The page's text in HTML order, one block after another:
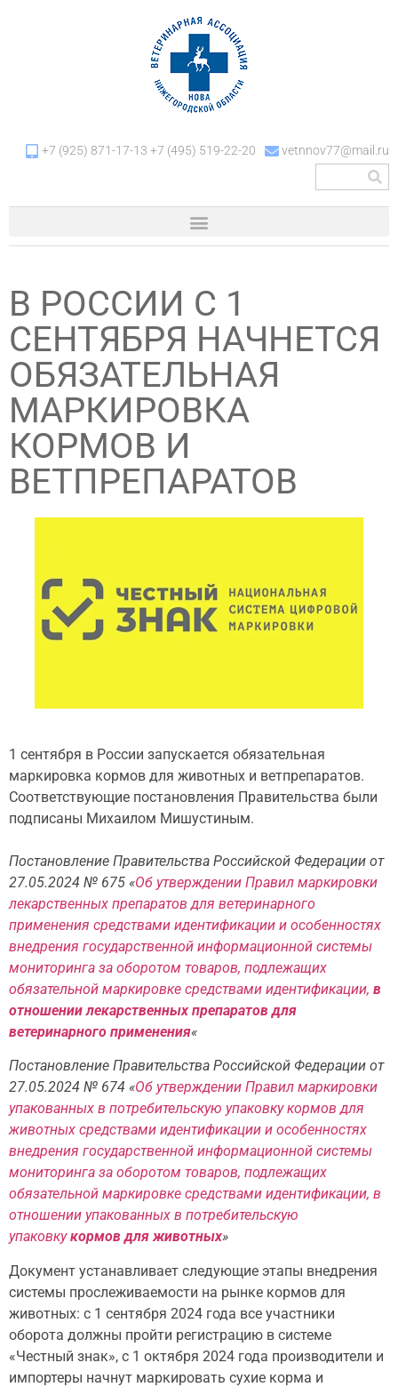
+7 (925) 871-17-13 +7 (495) 519-22-20 vetnnov77@mail.ru
В РОССИИ С 1
СЕНТЯБРЯ НАЧНЕТСЯ
ОБЯЗАТЕЛЬНАЯ
МАРКИРОВКА
КОРМОВ И
ВЕТПРЕПАРАТОВ
1 сентября в России запускается обязательная
маркировка кормов для животных и ветпрепаратов.
Соответствующие постановления Правительства были
подписаны Михаилом Мишустиным.
Постановление Правительства Российской Федерации от
27.05.2024 № 675 «Об утверждении Правил маркировки
лекарственных препаратов для ветеринарного
применения средствами идентификации и особенностях
внедрения государственной информационной системы
мониторинга за оборотом товаров, подлежащих
обязательной маркировке средствами идентификации, в
отношении лекарственных препаратов для
ветеринарного применения«
Постановление Правительства Российской Федерации от
27.05.2024 № 674 «Об утверждении Правил маркировки
упакованных в потребительскую упаковку кормов для
животных средствами идентификации и особенностях
внедрения государственной информационной системы
мониторинга за оборотом товаров, подлежащих
обязательной маркировке средствами идентификации, в
отношении упакованных в потребительскую
упаковкукормов для животных»
Документ устанавливает следующие этапы внедрения
системы прослеживаемости на рынке кормов для
животных: с 1 сентября 2024 года все участники
оборота должны пройти регистрацию в системе
«Честный знак», с 1 октября 2024 года производители и
импортеры начнут маркировать сухие корма и